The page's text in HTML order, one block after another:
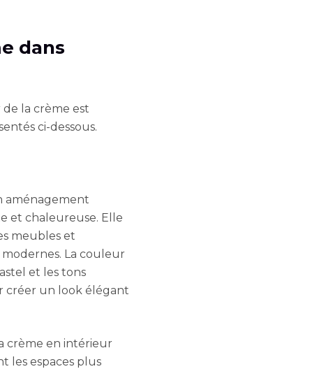
dans
la crème est
ci-dessous.
aménagement
et chaleureuse. Elle
meubles et
modernes. La couleur
et les tons
créer un look élégant
crème en intérieur
les espaces plus